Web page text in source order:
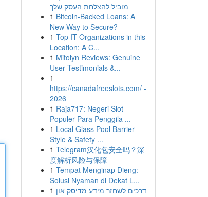
מוביל להצלחת העסק שלך
1 Bitcoin-Backed Loans: A
New Way to Secure?
1 Top IT Organizations in this
Location: A C...
1 Mitolyn Reviews: Genuine
User Testimonials &...
1
https://canadafreeslots.com/ -
2026
1 Raja717: Negeri Slot
Populer Para Penggila ...
1 Local Glass Pool Barrier –
Style & Safety ...
1 Telegram汉化包安全吗？深
度解析风险与保障
1 Tempat Menginap Dieng:
Solusi Nyaman di Dekat L...
1 דרכים לשחזר מידע מדיסק און